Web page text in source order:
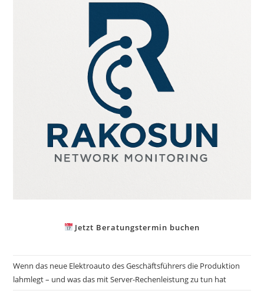
Jetzt Beratungstermin buchen
Wenn das neue Elektroauto des Geschäftsführers die Produktion
lahmlegt – und was das mit Server-Rechenleistung zu tun hat